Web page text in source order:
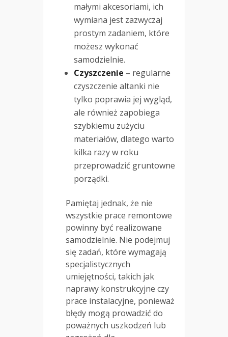
małymi akcesoriami, ich
wymiana jest zazwyczaj
prostym zadaniem, które
możesz wykonać
samodzielnie.
Czyszczenie – regularne
czyszczenie altanki nie
tylko poprawia jej wygląd,
ale również zapobiega
szybkiemu zużyciu
materiałów, dlatego warto
kilka razy w roku
przeprowadzić gruntowne
porządki.
Pamiętaj jednak, że nie
wszystkie prace remontowe
powinny być realizowane
samodzielnie. Nie podejmuj
się zadań, które wymagają
specjalistycznych
umiejętności, takich jak
naprawy konstrukcyjne czy
prace instalacyjne, ponieważ
błędy mogą prowadzić do
poważnych uszkodzeń lub